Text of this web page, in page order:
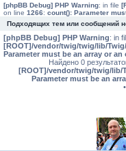
[phpBB Debug] PHP Warning: in file
on line 1266: count(): Parameter
Подходящих тем или сообщений
[phpBB Debug] PHP Warning: in
[ROOT]/vendor/twig/twig/lib/
Parameter must be an array or
Найдено 0
[ROOT]/vendor/twig/twig/lib/
Parameter must be an